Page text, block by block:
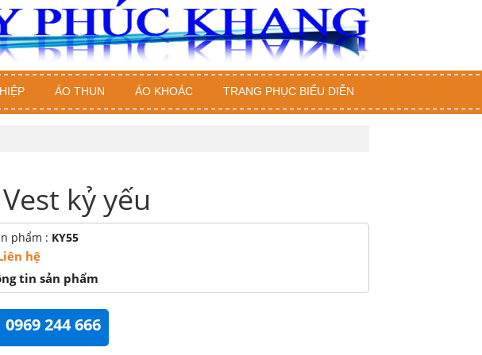
ÁO THUN ÁO KHOÁC TRANG PHỤC BIỂU DIỄN
kỷ yếu
phẩm : KY55
hệ
tin sản phẩm
0969 244 666